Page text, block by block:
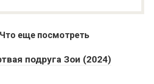
Что еще посмотреть
подруга Зои (2024)